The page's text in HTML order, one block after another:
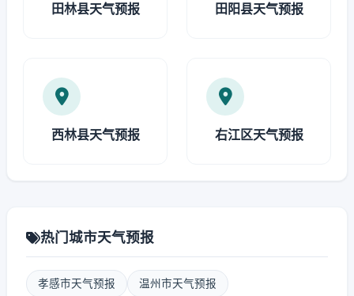
田林县天气预报 田阳县天气预报
西林县天气预报 右江区天气预报
热门城市天气预报
孝感市天气预报 温州市天气预报